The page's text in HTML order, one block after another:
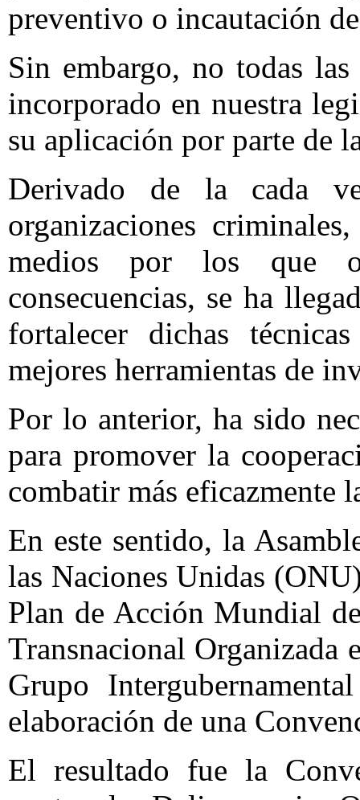
preventivo o incautación
Sin embargo, no todas
incorporado en nuestra
su aplicación por parte de
Derivado de la cada
organizaciones
medios por los que
consecuencias, se ha
fortalecer dichas
mejores herramientas de
Por lo anterior, ha sido
para promover la
combatir más eficazmente
En este sentido, la
las Naciones Unidas
Plan de Acción Mundial
Transnacional Organizada
Grupo
elaboración de una
El resultado fue la